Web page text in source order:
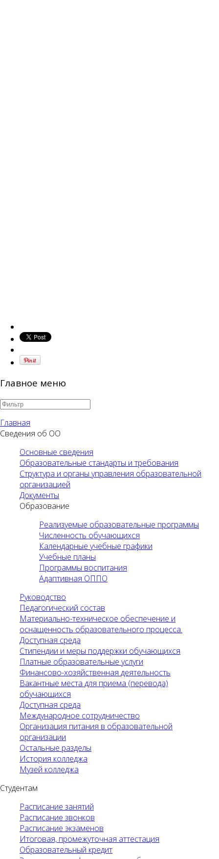
Главное меню
Главная
Сведения об ОО
Основные сведения
Образовательные стандарты и требования
Структура и органы управления образовательной
организацией
Документы
Образование
Реализуемые образовательные программы
Численность обучающихся
Календарные учебные графики
Учебные планы
Программы воспитания
Адаптивная ОППО
Руководство
Педагогический состав
Материально-техническое обеспечение и
оснащенность образовательного процесса.
Доступная среда
Стипендии и меры поддержки обучающихся
Платные образовательные услуги
Финансово-хозяйственная деятельность
Вакантные места для приема (перевода)
обучающихся
Доступная среда
Международное сотрудничество
Организация питания в образовательной
организации
Остальные разделы
История колледжа
Музей колледжа
Студентам
Расписание занятий
Расписание звонков
Расписание экзаменов
Итоговая, промежуточная аттестация
Образовательный кредит